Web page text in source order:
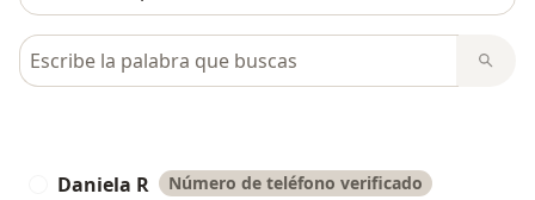
Busca en opiniones
Daniela R Número de teléfono verificado